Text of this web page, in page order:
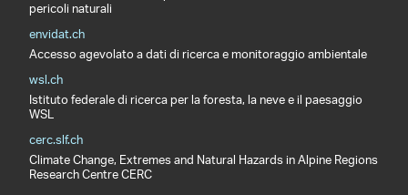
pericoli naturali
envidat.ch
Accesso agevolato a dati di ricerca e monitoraggio ambientale
wsl.ch
Istituto federale di ricerca per la foresta, la neve e il paesaggio
WSL
cerc.slf.ch
Climate Change, Extremes and Natural Hazards in Alpine Regions
Research Centre CERC